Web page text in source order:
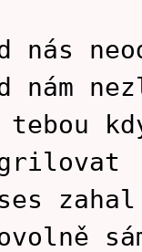
nás
nám
tebou
ses